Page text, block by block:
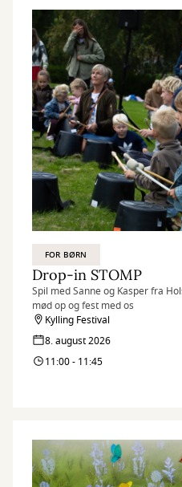
FOR BØRN
Drop-in STOMP
Spil med Sanne og Kasper fra
mød op og fest med os
Kylling Festival
8. august 2026
11:00 - 11:45